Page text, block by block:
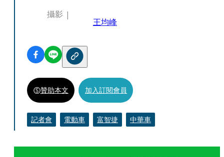
攝影
王均峰
贊助本文 加入訂閱會員
記者會 電動車 富智捷 中華車